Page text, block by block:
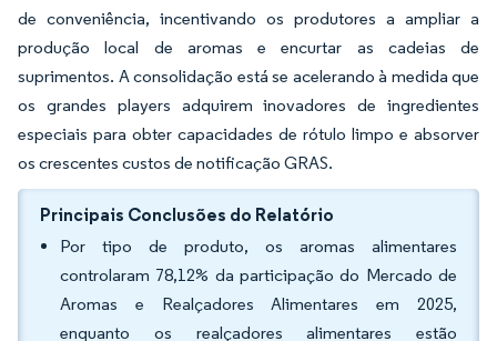
de conveniência, incentivando os produtores a ampliar a
produção local de aromas e encurtar as cadeias de
suprimentos. A consolidação está se acelerando à medida que
os grandes players adquirem inovadores de ingredientes
especiais para obter capacidades de rótulo limpo e absorver
os crescentes custos de notificação GRAS.
Principais Conclusões do Relatório
Por tipo de produto, os aromas alimentares
controlaram 78,12% da participação do Mercado de
Aromas e Realçadores Alimentares em 2025,
enquanto os realçadores alimentares estão